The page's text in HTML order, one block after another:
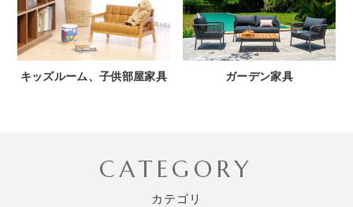
キッズルーム、子供部屋家具 ガーデン家具
CATEGORY
カテゴリ